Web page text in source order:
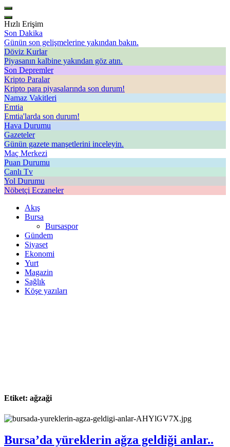
Hızlı Erişim
Son Dakika
Günün son gelişmelerine yakından bakın.
Döviz Kurlar
Piyasanın kalbine yakından göz atın.
Son Depremler
Kripto Paralar
Kripto para piyasalarında son durum!
Namaz Vakitleri
Emtia
Emtia'larda son durum!
Hava Durumu
Gazeteler
Günün gazete manşetlerini inceleyin.
Maç Merkezi
Puan Durumu
Canlı Tv
Yol Durumu
Nöbetçi Eczaneler
Akış
Bursa
Bursaspor
Gündem
Siyaset
Ekonomi
Yurt
Magazin
Sağlık
Köşe yazıları
Etiket: ağzaği
Bursa’da yüreklerin ağza geldiği anlar..